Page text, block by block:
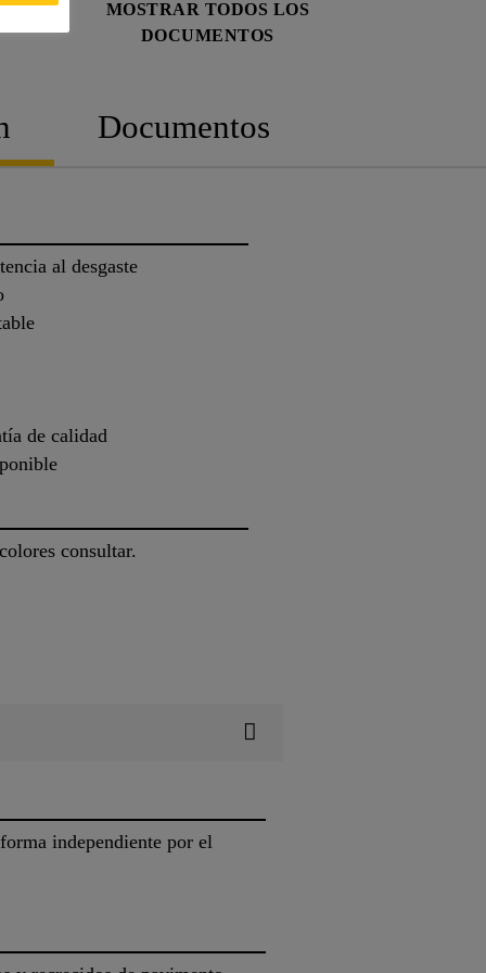
MOSTRAR TODOS LOS
DOCUMENTOS
Documentos
al desgaste
de calidad
consultar.
independiente por el